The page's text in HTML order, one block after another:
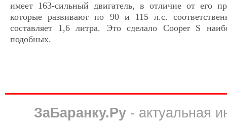
имеет 163-сильный двигатель, в отличие от его
которые развивают по 90 и 115 л.с.
составляет 1,6 литра. Это сделало Cooper S
подобных.
ЗаБаранку.Ру- актуальная